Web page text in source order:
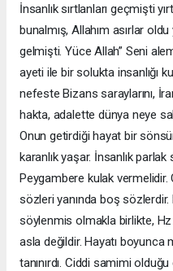
İnsanlık sırtlanları geçmişti
bunalmış, Allahım asırlar
gelmişti. Yüce Allah” Seni
ayeti ile bir solukta insanlığı
nefeste Bizans saraylarını,
hakta, adalette dünya neye
Onun getirdiği hayat bir
karanlık yaşar. İnsanlık
Peygambere kulak
sözleri yanında boş
söylenmis olmakla birlikte,
asla değildir. Hayatı
tanınırdı. Ciddi samimi